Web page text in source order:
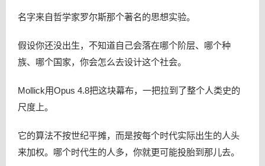
名字来自哲学家罗尔斯那个著名的思想实验。
假设你还没出生，不知道自己会落在哪个阶层、哪个种
族、哪个国家，你会怎么去设计这个社会。
Mollick用Opus 4.8把这块幕布，一把拉到了整个人类史的
尺度上。
它的算法不按世纪平摊，而是按每个时代实际出生的人头
来加权。哪个时代生的人多，你就更可能投胎到那儿去。